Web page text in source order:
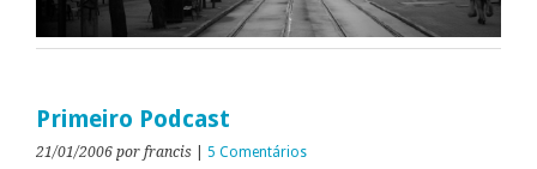
Primeiro Podcast
21/01/2006 por francis 5 Comentários